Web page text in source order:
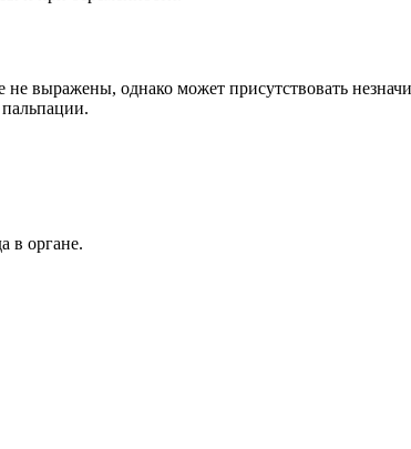
выражены, однако может присутствовать
пальпации.
в органе.